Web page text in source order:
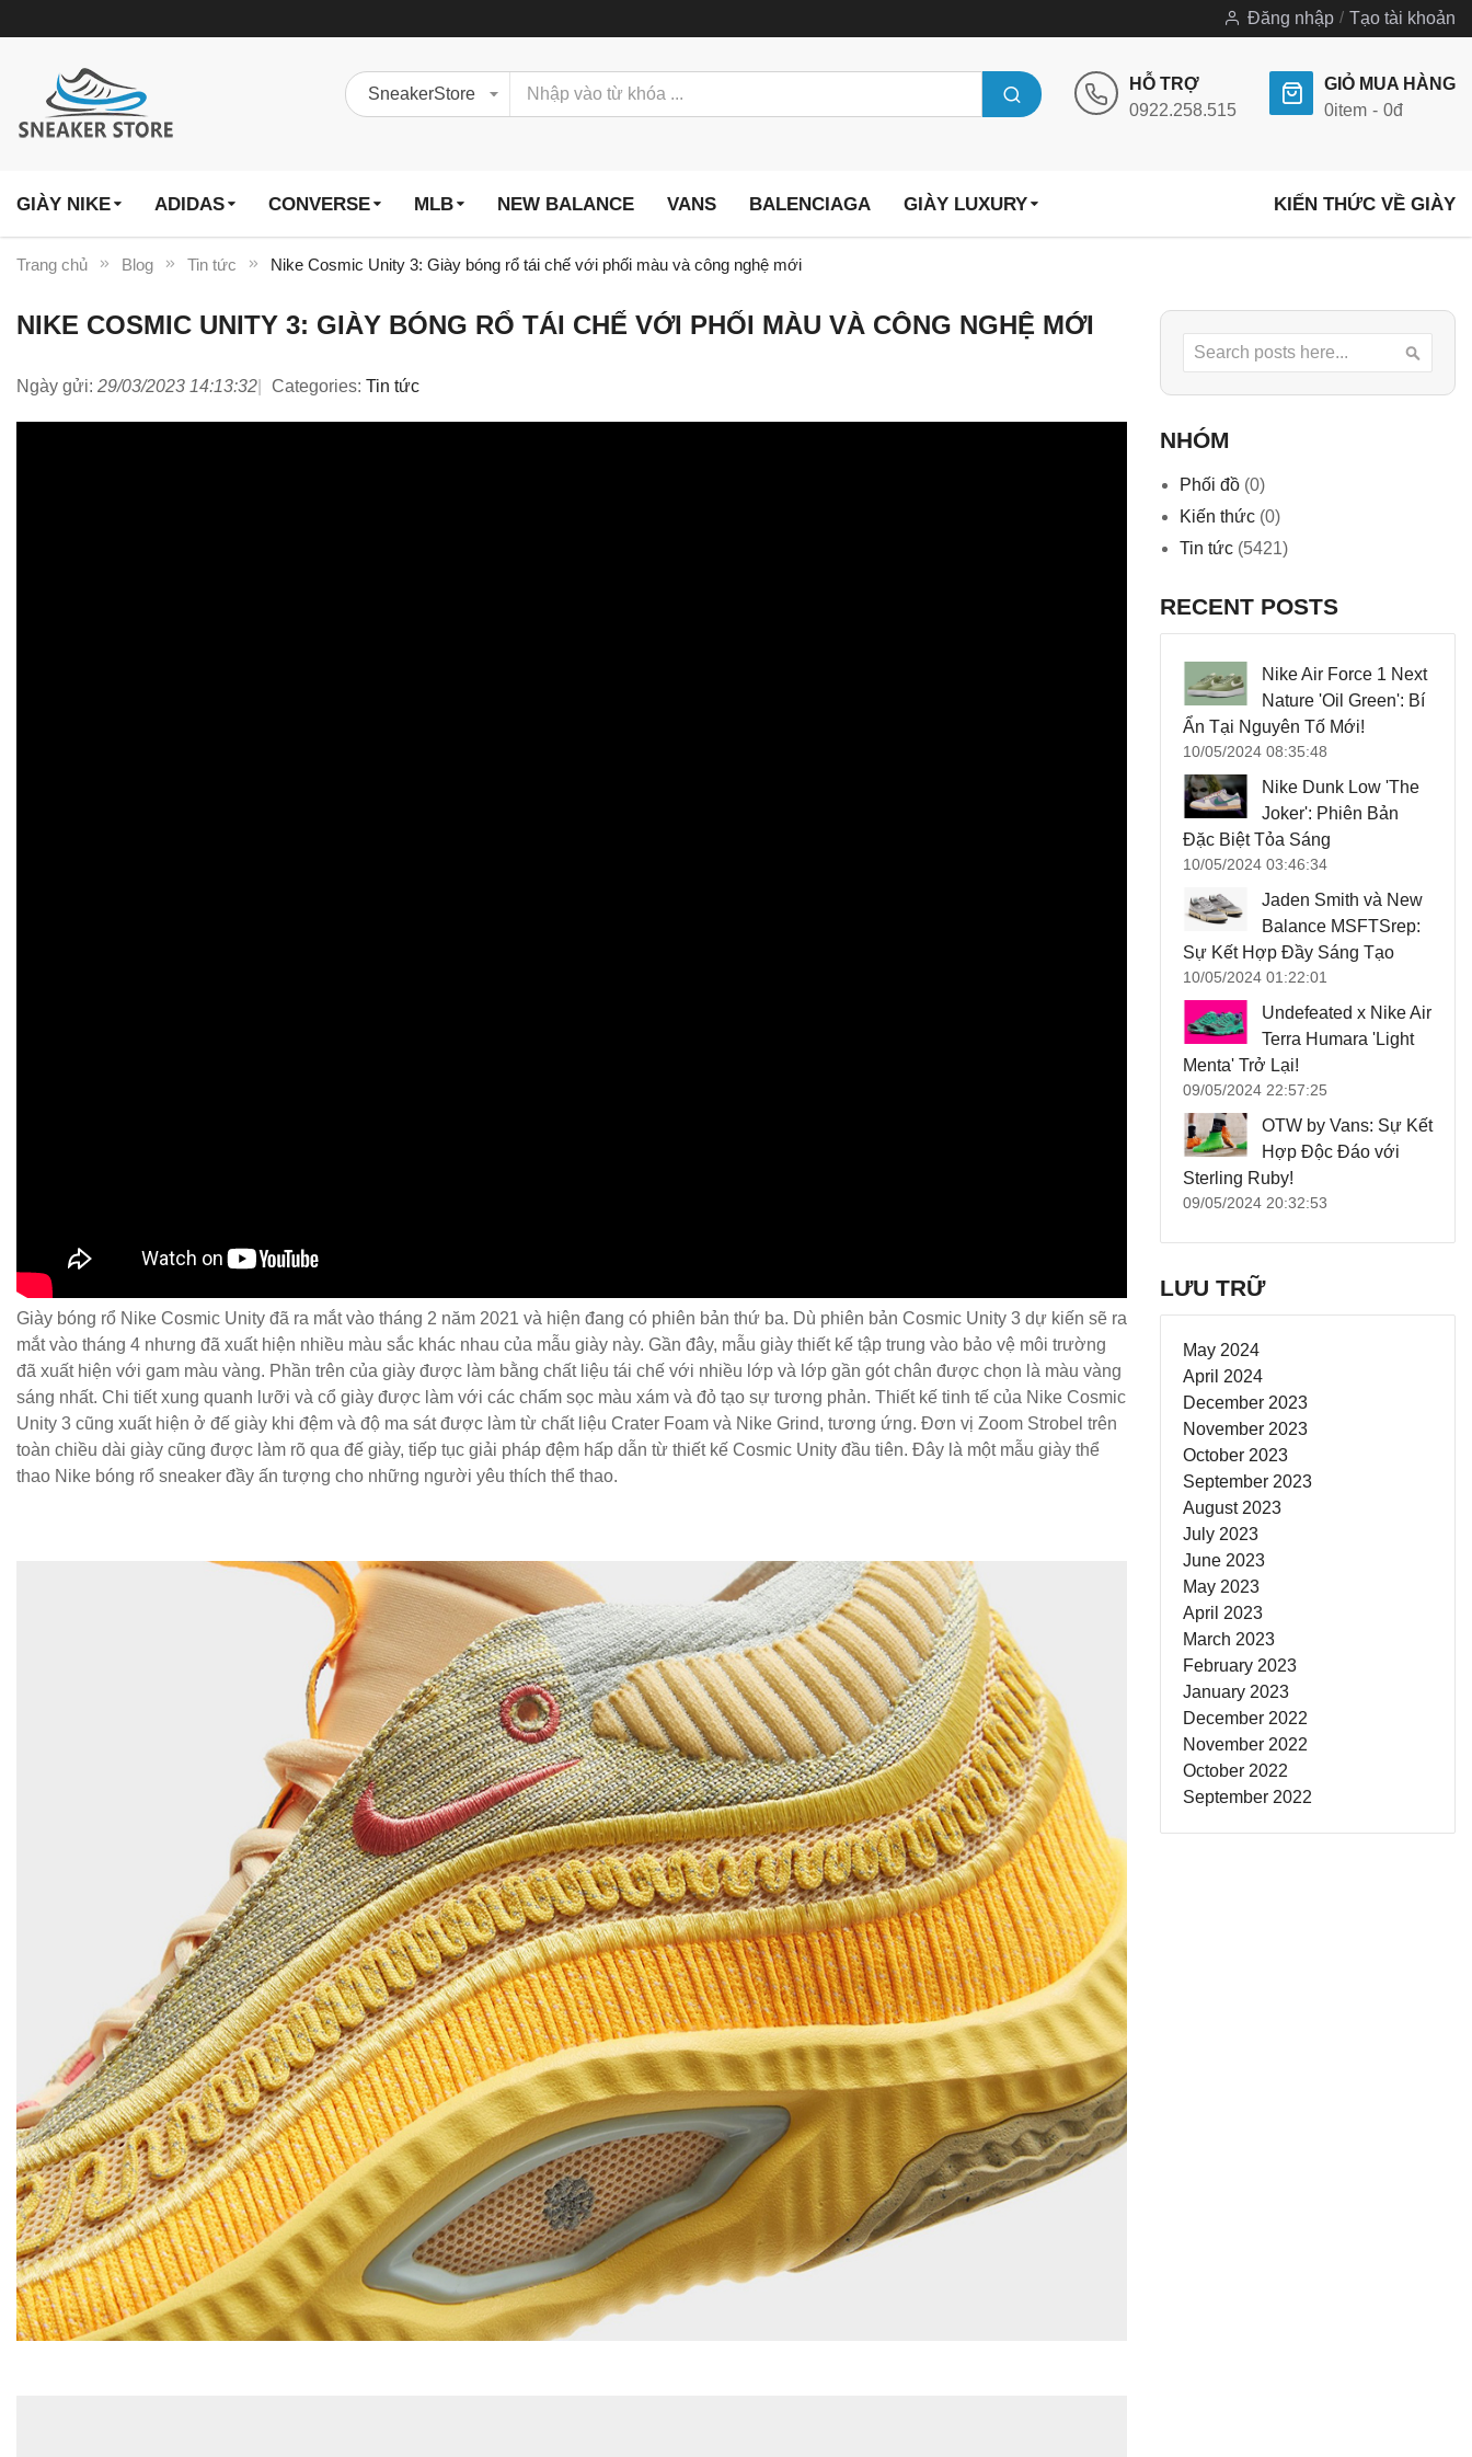
Đăng nhập Tạo tài khoản
HỖ TRỢ
0922.258.515
GIỎ MUA HÀNG
0item 0đ
GIÀY NIKE ADIDAS CONVERSE MLB NEW BALANCE VANS BALENCIAGA GIÀY LUXURY KIẾN THỨC VỀ GIÀY
Trang chủ Blog Tin tức Nike Cosmic Unity 3: Giày bóng rổ tái chế với phối màu và công nghệ mới
NIKE COSMIC UNITY 3: GIÀY BÓNG RỔ TÁI CHẾ VỚI PHỐI MÀU VÀ CÔNG NGHỆ MỚI
Ngày gửi: 29/03/2023 14:13:32 Categories: Tin tức
Giày bóng rổ Nike Cosmic Unity đã ra mắt vào tháng 2 năm 2021 và hiện đang có phiên bản thứ ba. Dù phiên bản Cosmic Unity 3 dự kiến ​​sẽ ra
mắt vào tháng 4 nhưng đã xuất hiện nhiều màu sắc khác nhau của mẫu giày này. Gần đây, mẫu giày thiết kế tập trung vào bảo vệ môi trường
đã xuất hiện với gam màu vàng. Phần trên của giày được làm bằng chất liệu tái chế với nhiều lớp và lớp gần gót chân được chọn là màu vàng
sáng nhất. Chi tiết xung quanh lưỡi và cổ giày được làm với các chấm sọc màu xám và đỏ tạo sự tương phản. Thiết kế tinh tế của Nike Cosmic
Unity 3 cũng xuất hiện ở đế giày khi đệm và độ ma sát được làm từ chất liệu Crater Foam và Nike Grind, tương ứng. Đơn vị Zoom Strobel trên
toàn chiều dài giày cũng được làm rõ qua đế giày, tiếp tục giải pháp đệm hấp dẫn từ thiết kế Cosmic Unity đầu tiên. Đây là một mẫu giày thể
thao Nike bóng rổ sneaker đầy ấn tượng cho những người yêu thích thể thao.
Search
NHÓM
Phối đồ (0)
Kiến thức (0)
Tin tức (5421)
RECENT POSTS
Nike Air Force 1 Next
Nature 'Oil Green': Bí
Ẩn Tại Nguyên Tố Mới!
10/05/2024 08:35:48
Nike Dunk Low 'The
Joker': Phiên Bản
Đặc Biệt Tỏa Sáng
10/05/2024 03:46:34
Jaden Smith và New
Balance MSFTSrep:
Sự Kết Hợp Đầy Sáng Tạo
10/05/2024 01:22:01
Undefeated x Nike Air
Terra Humara 'Light
Menta' Trở Lại!
09/05/2024 22:57:25
OTW by Vans: Sự Kết
Hợp Độc Đáo với
Sterling Ruby!
09/05/2024 20:32:53
LƯU TRỮ
May 2024
April 2024
December 2023
November 2023
October 2023
September 2023
August 2023
July 2023
June 2023
May 2023
April 2023
March 2023
February 2023
January 2023
December 2022
November 2022
October 2022
September 2022